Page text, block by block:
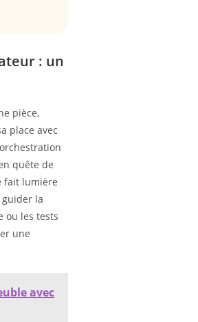
: un
pièce,
place avec
quête de
fait lumière
la
ou les tests
une
avec